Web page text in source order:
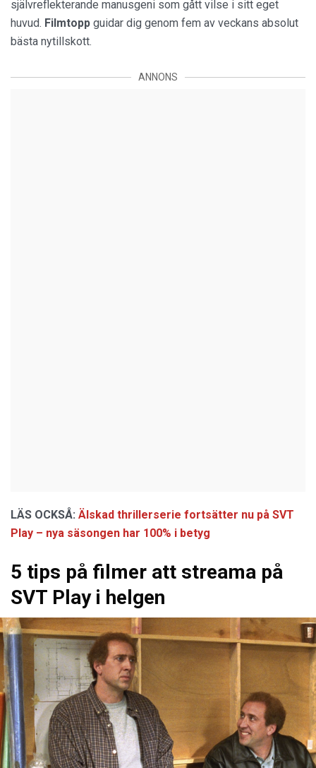
självreflekterande manusgeni som gått vilse i sitt eget
huvud. Filmtopp guidar dig genom fem av veckans absolut
bästa nytillskott.
ANNONS
LÄS OCKSÅ: Älskad thrillerserie fortsätter nu på SVT
Play – nya säsongen har 100% i betyg
5 tips på filmer att streama på
SVT Play i helgen